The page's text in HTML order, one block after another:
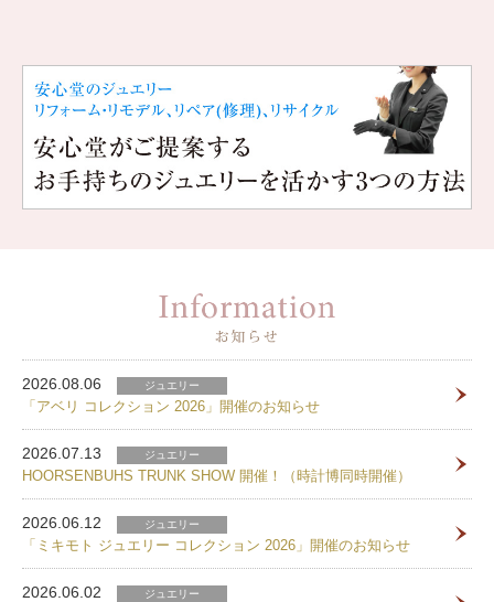
2026.08.06 ジュエリー
「アベリ コレクション 2026」開催のお知らせ
2026.07.13 ジュエリー
HOORSENBUHS TRUNK SHOW 開催！（時計博同時開催）
2026.06.12 ジュエリー
「ミキモト ジュエリー コレクション 2026」開催のお知らせ
2026.06.02 ジュエリー